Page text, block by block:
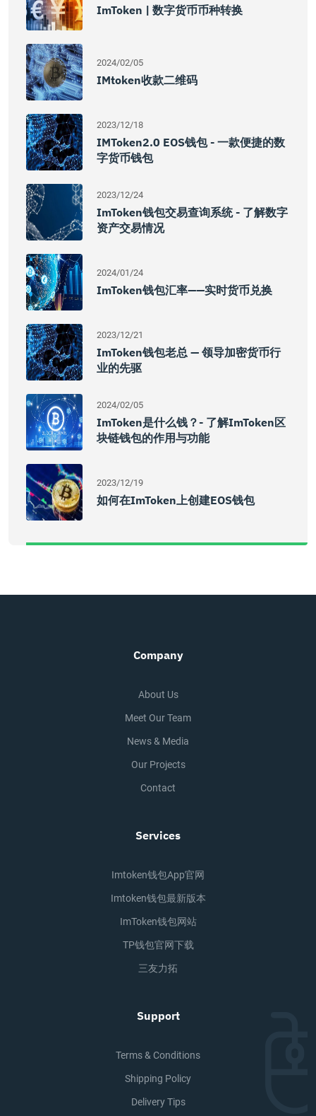
ImToken | 数字货币币种转换
2024/02/05
IMtoken收款二维码
2023/12/18
IMToken2.0 EOS钱包 - 一款便捷的数
字货币钱包
2023/12/24
ImToken钱包交易查询系统 - 了解数字
资产交易情况
2024/01/24
ImToken钱包汇率——实时货币兑换
2023/12/21
ImToken钱包老总 — 领导加密货币行
业的先驱
2024/02/05
ImToken是什么钱？- 了解imToken区
块链钱包的作用与功能
2023/12/19
如何在imToken上创建EOS钱包
Company
About Us
Meet Our Team
News & Media
Our Projects
Contact
Services
Imtoken钱包app官网
Imtoken钱包最新版本
ImToken钱包网站
TP钱包官网下载
三友力拓
Support
Terms & Conditions
Shipping Policy
Delivery Tips